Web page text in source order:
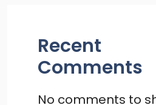
Recent
Comments
No comments to